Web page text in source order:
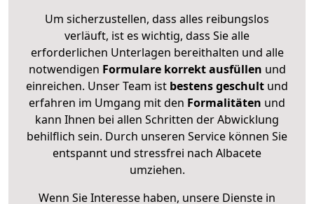
Um sicherzustellen, dass alles reibungslos
verläuft, ist es wichtig, dass Sie alle
erforderlichen Unterlagen bereithalten und alle
notwendigen Formulare korrekt ausfüllen und
einreichen. Unser Team ist bestens geschult und
erfahren im Umgang mit den Formalitäten und
kann Ihnen bei allen Schritten der Abwicklung
behilflich sein. Durch unseren Service können Sie
entspannt und stressfrei nach Albacete
umziehen.
Wenn Sie Interesse haben, unsere Dienste in